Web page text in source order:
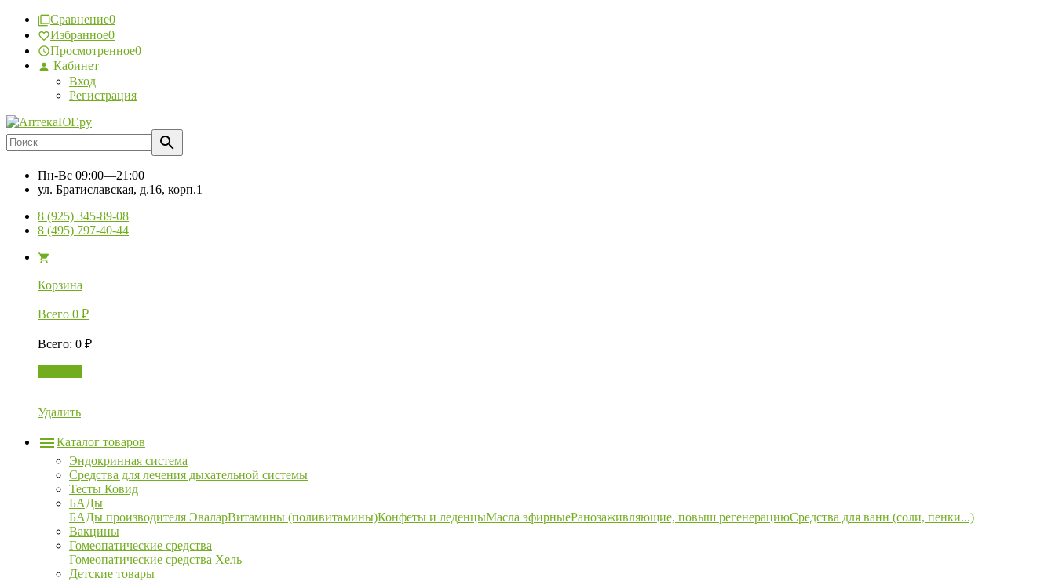
Сравнение0
Избранное0
Просмотренное0
Кабинет
Вход
Регистрация
Пн-Вс 09:00—21:00
ул. Братиславская, д.16, корп.1
8 (925) 345-89-08
8 (495) 797-40-44
Корзина
Всего 0 ₽
Всего: 0 ₽
Удалить
Каталог товаров
Эндокринная система
Средства для лечения дыхательной системы
Тесты Ковид
БАДы
БАДы производителя ЭваларВитамины (поливитамины)Конфеты и леденцыМасла эфирныеРанозаживляющие, повыш регенерациюСредства для ванн (соли, пенки...)
Вакцины
Гомеопатические средства
Гомеопатические средства Хель
Детские товары